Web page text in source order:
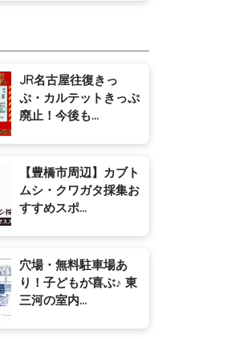
JR名古屋往復きっ
ぷ・カルテットきっぷ
廃止！今後も...
【豊橋市周辺】カブト
ムシ・クワガタ採集お
すすめスポ...
穴場・無料駐車場あ
り！子どもが喜ぶ♪ 東
三河の室内...